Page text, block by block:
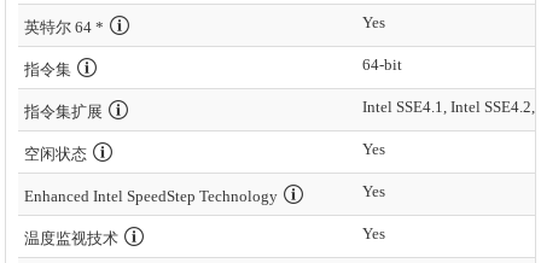
英特尔 64 * Yes
指令集 64-bit
指令集扩展 Intel SSE4.1, Intel
空闲状态 Yes
Enhanced Intel SpeedStep Technology Yes
温度监视技术 Yes